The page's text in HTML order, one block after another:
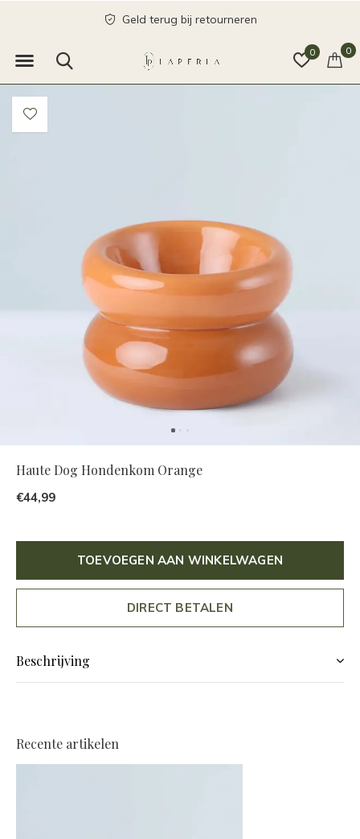
0 0
Geld terug bij retourneren
Haute Dog Hondenkom Orange
€44,99
TOEVOEGEN AAN WINKELWAGEN
DIRECT BETALEN
Beschrijving
Recente artikelen